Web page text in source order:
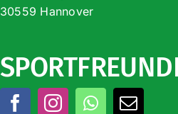
30559 Hannover